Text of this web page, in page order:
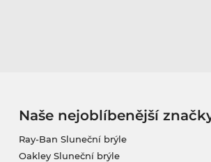
Naše nejoblíbenější
Ray-Ban Sluneční brýle
Oakley Sluneční brýle